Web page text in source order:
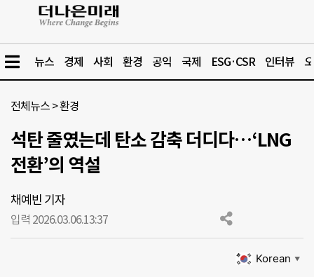
뉴스 경제 사회 환경 공익 국제 ESG·CSR 인터뷰
전체뉴스 >환경
석탄 줄였는데 탄소 감축 더디다…‘LNG
전환’의 역설
채예빈 기자
입력 2026.03.06.13:37
Korean ▼